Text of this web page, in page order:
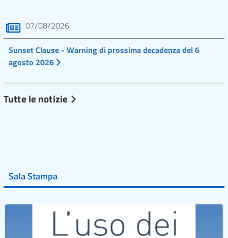
07/08/2026
Sunset Clause - Warning di prossima decadenza del 6
agosto 2026
Tutte le notizie
Sala Stampa